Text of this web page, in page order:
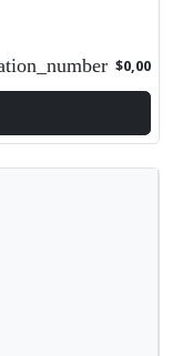
$0,00